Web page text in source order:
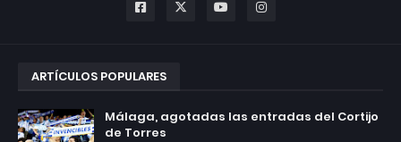
ARTÍCULOS POPULARES
Málaga, agotadas las entradas del Cortijo
de Torres